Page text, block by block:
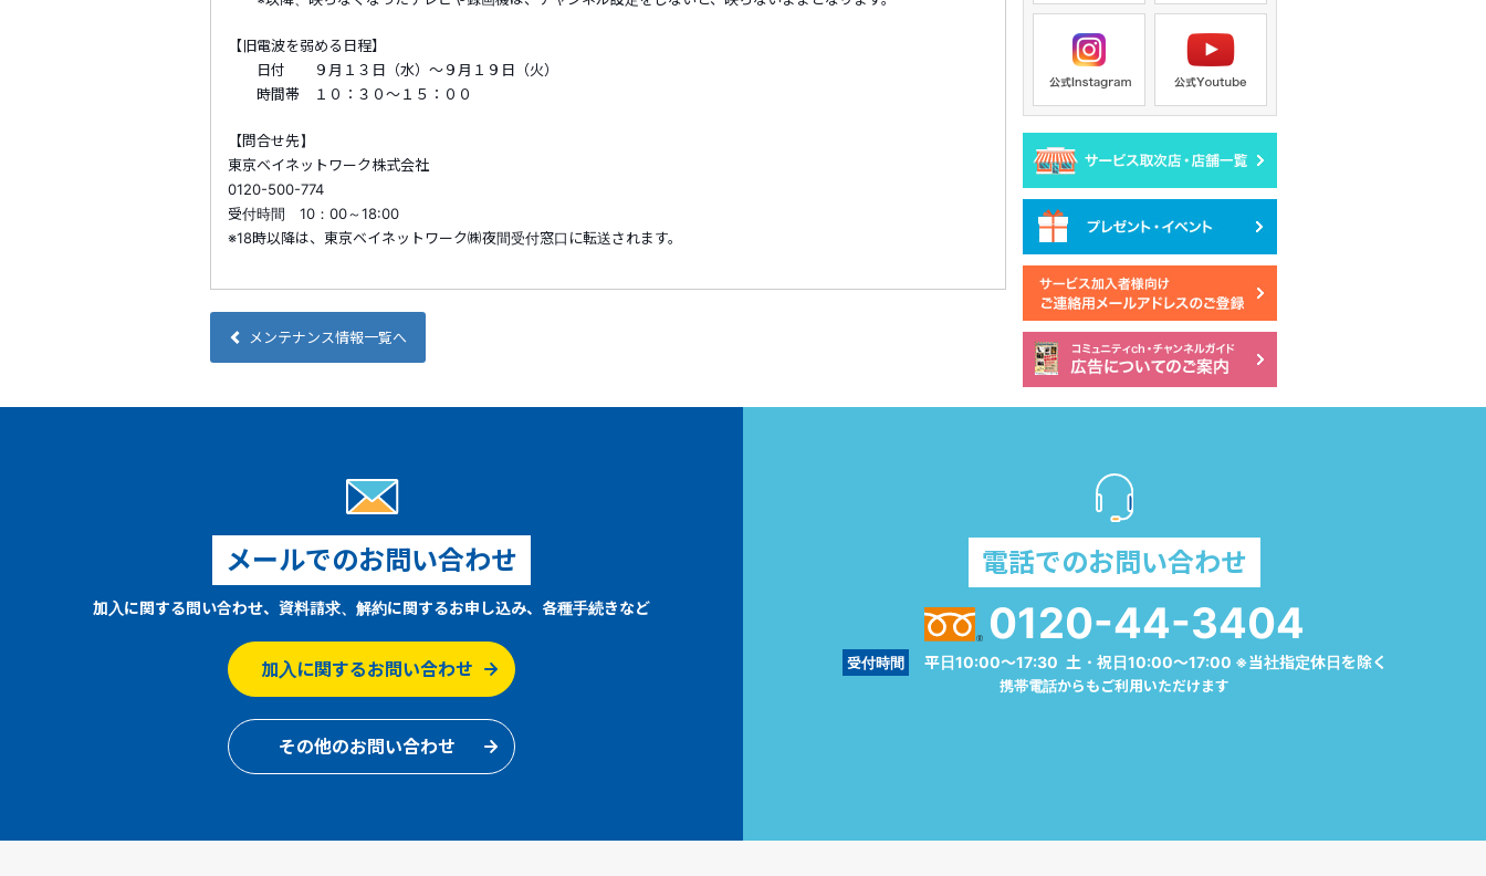
【旧電波を弱める日程】
日付 ９月１３日（水）～９月１９日（火）
時間帯 １０：３０～１５：００
【問合せ先】
東京ベイネットワーク株式会社
0120-500-774
受付時間 10：00～18:00
※18時以降は、東京ベイネットワーク㈱夜間受付窓口に転送されます。
メンテナンス情報一覧へ
メールでのお問い合わせ
加入に関する問い合わせ、資料請求、解約に関するお申し込み、各種手続きなど
加入に関するお問い合わせ
その他のお問い合わせ
電話でのお問い合わせ
0120-44-3404
受付時間 平日10:00～17:30 土・祝日10:00～17:00 ※当社指定休日を除く
携帯電話からもご利用いただけます